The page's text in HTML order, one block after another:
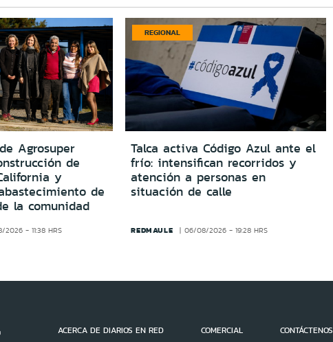
Agrosuper
de
y
de
la comunidad
2026 - 11:38 HRS
REGIONAL
Talca activa Código Azul ante el
frío: intensifican recorridos y
atención a personas en
situación de calle
REDMAULE 06/08/2026 - 19:28 HRS
ACERCA DE DIARIOS EN RED COMERCIAL CONTÁCTENOS